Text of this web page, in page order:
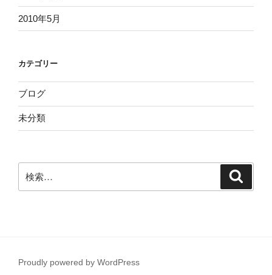
2010年5月
カテゴリー
ブログ
未分類
索:
Proudly powered by WordPress